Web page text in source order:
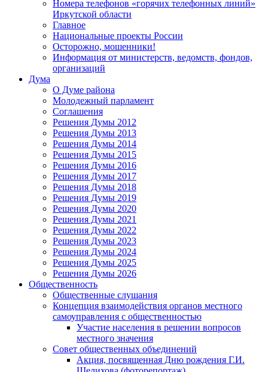
Номера телефонов «горячих телефонных линий»
Иркутской области
Главное
Национальные проекты России
Осторожно, мошенники!
Информация от министерств, ведомств, фондов,
организаций
Дума
О Думе района
Молодежный парламент
Соглашения
Решения Думы 2012
Решения Думы 2013
Решения Думы 2014
Решения Думы 2015
Решения Думы 2016
Решения Думы 2017
Решения Думы 2018
Решения Думы 2019
Решения Думы 2020
Решения Думы 2021
Решения Думы 2022
Решения Думы 2023
Решения Думы 2024
Решения Думы 2025
Решения Думы 2026
Общественность
Общественные слушания
Концепция взаимодействия органов местного
самоуправления с общественностью
Участие населения в решении вопросов
местного значения
Совет общественных объединений
Акция, посвященная Дню рождения Г.И.